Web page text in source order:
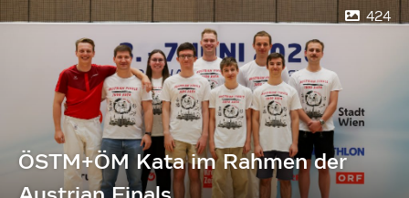
424
ÖSTM+ÖM Kata im Rahmen der